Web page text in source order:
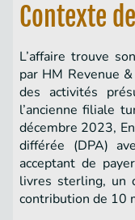
Contexte
L’affaire trouve
par HM Revenue
des activités
l’ancienne filiale
décembre 2023,
différée (DPA)
acceptant de
livres sterling, un
contribution de 10